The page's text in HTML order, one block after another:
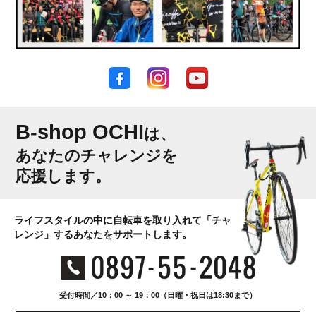
B-shop OCHIは、
あなたのチャレンジを
応援します。
ライフスタイルの中に自転車を取り入れて「チャ
レンジ」するあなたをサポートします。
受付時間／10：00 ～ 19：00（日曜・祝日は18:30まで）